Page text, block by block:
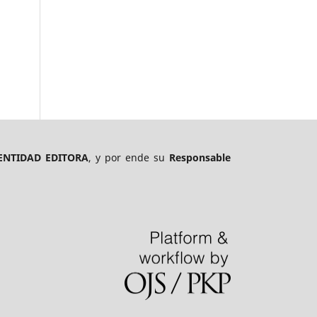
EDITORA, y por ende su Responsable